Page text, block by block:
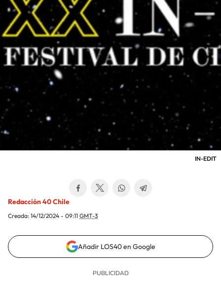
IN-EDIT
Redacción 40 Chile
Creada: 14/12/2024 - 09:11 GMT-3
Añadir LOS40 en Google